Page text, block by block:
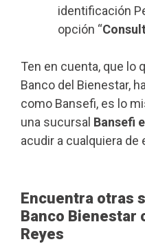
identificación
opción “
Ten en cuenta, que lo
Banco del Bienestar,
como Bansefi, es lo
una sucursal Bansefi
acudir a cualquiera de
Encuentra otras
Banco Bienestar
Reyes